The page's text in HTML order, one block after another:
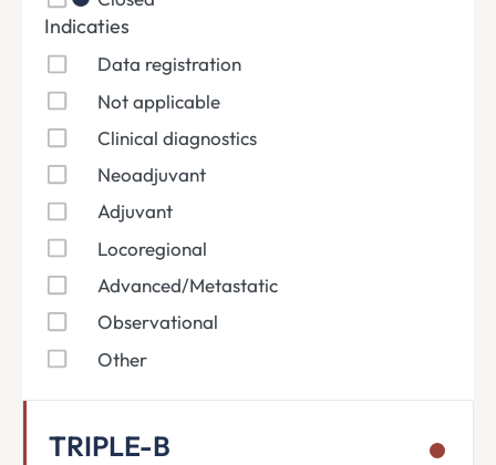
Indicaties
Data registration
Not applicable
Clinical diagnostics
Neoadjuvant
Adjuvant
Locoregional
Advanced/Metastatic
Observational
Other
TRIPLE-B